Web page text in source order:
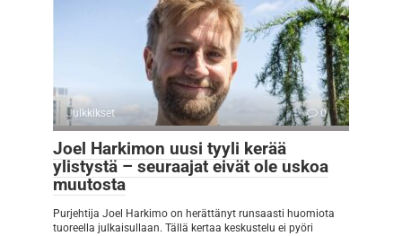
Julkkikset 0
Joel Harkimon uusi tyyli kerää
ylistystä – seuraajat eivät ole uskoa
muutosta
Purjehtija Joel Harkimo on herättänyt runsaasti huomiota
tuoreella julkaisullaan. Tällä kertaa keskustelu ei pyöri